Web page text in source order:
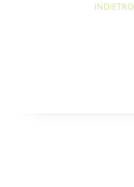
INDIETRO